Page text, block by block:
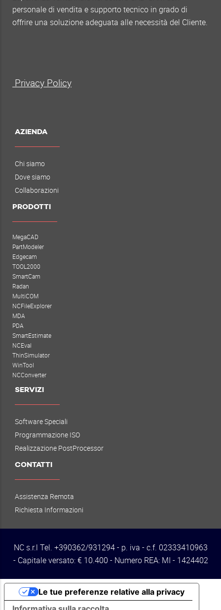
personale di vendita e supporto tecnico in grado di
offrire una soluzione adeguata alle necessità del Cliente.
Privacy Policy
AZIENDA
Chi siamo
Dove siamo
Collaborazioni
PRODOTTI
MegaCAD
PartModeler
Edgecam
TOOL2000
SmartCam
Radan
MultiCOM
NCFileExplorer
MDA
PDA
SmartEstimate
NCEval
ThinSimulator
WinTool
NCConverter
SERVIZI
Software Speciali
Programmazione ISO
Realizzazione PostProcessor
CONTATTI
Assistenza Remota
Richiesta Informazioni
NC s.r.l Tel. +390362/931294 - p. iva - c.f. 02333410963
- Capitale versato: € 10.400 - Numero REA: MI - 1424402
Le tue preferenze relative alla privacy